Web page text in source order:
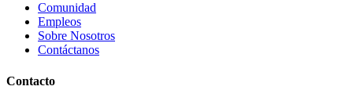
Comunidad
Empleos
Sobre Nosotros
Contáctanos
Contacto